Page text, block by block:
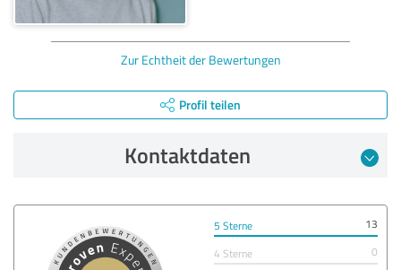
Zur Echtheit der Bewertungen
Profil teilen
Kontaktdaten
5 Sterne
13
4 Sterne
0